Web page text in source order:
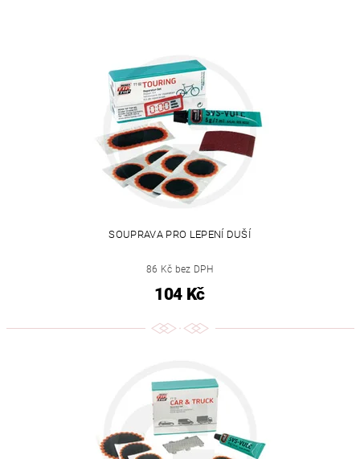
SOUPRAVA PRO LEPENÍ DUŠÍ
86 Kč bez DPH
104 Kč